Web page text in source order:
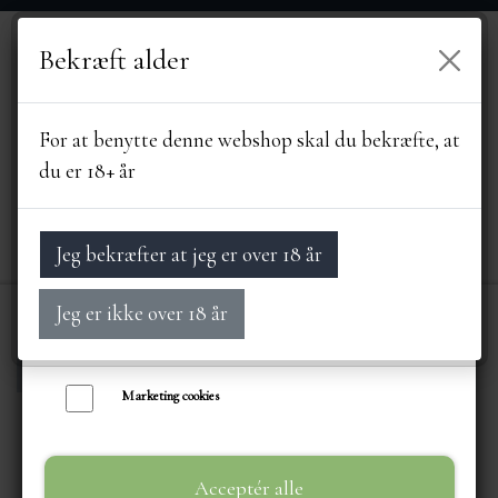
FORSIDE
SORTIMENT
Forside ERHVERVSSALG AALBORG
brugeroplevelse, til markedsføring og til at undersøge, hvordan vores
ved at trykke på linket 'Cookies' nederst på siden.
Nødvendige cookies
Funktionelle cookies
Statistik cookies
Marketing cookies
Acceptér alle
Bekræft alder
For at benytte denne webshop skal du bekræfte, at
du er 18+ år
Jeg bekræfter at jeg er over 18 år
Jeg er ikke over 18 år